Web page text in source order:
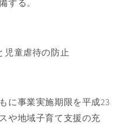
する。
児童虐待の防止
に事業実施期限を平成23
や地域子育て支援の充